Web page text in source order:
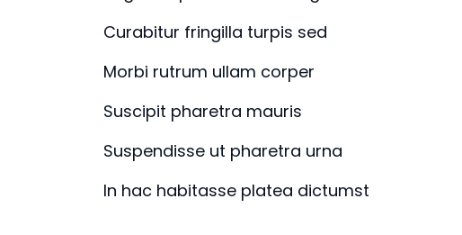
Curabitur fringilla turpis sed
Morbi rutrum ullam corper
Suscipit pharetra mauris
Suspendisse ut pharetra urna
In hac habitasse platea dictumst